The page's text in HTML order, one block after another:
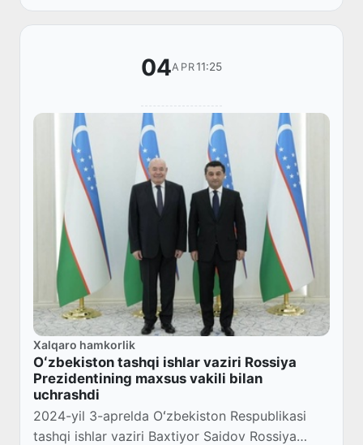
04APR11:25
Xalqaro hamkorlik
Oʻzbekiston tashqi ishlar vaziri Rossiya
Prezidentining maxsus vakili bilan
uchrashdi
2024-yil 3-aprelda Oʻzbekiston Respublikasi
tashqi ishlar vaziri Baxtiyor Saidov Rossiya